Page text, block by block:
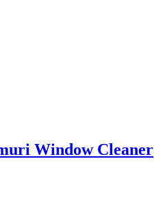
Window Cleaner